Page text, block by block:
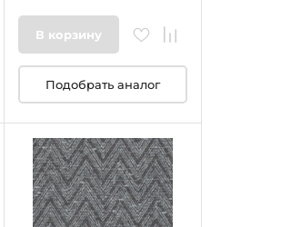
В корзину
Подобрать аналог